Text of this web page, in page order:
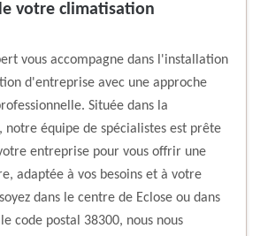
votre climatisation
vous accompagne dans l'installation
d'entreprise avec une approche
Située dans la
notre équipe de spécialistes est prête
entreprise pour vous offrir une
adaptée à vos besoins et à votre
dans le centre de Eclose ou dans
code postal 38300, nous nous